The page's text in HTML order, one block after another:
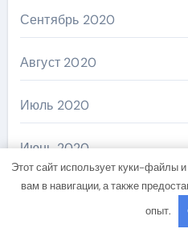
Сентябрь 2020
Август 2020
Июль 2020
Июнь 2020
Май 2020
Этот сайт использует куки-файлы
вам в навигации, а также
опыт.